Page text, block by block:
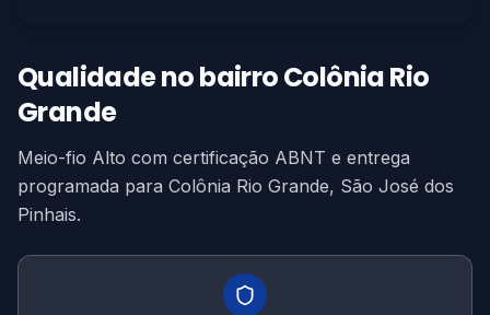
Qualidade no bairro Colônia Rio
Grande
Meio-fio Alto com certificação ABNT e entrega
programada para Colônia Rio Grande, São José dos
Pinhais.